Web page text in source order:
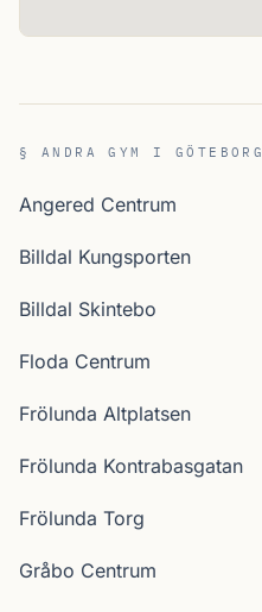
§ ANDRA GYM I GÖTEBORG
Angered Centrum
Billdal Kungsporten
Billdal Skintebo
Floda Centrum
Frölunda Altplatsen
Frölunda Kontrabasgatan
Frölunda Torg
Gråbo Centrum